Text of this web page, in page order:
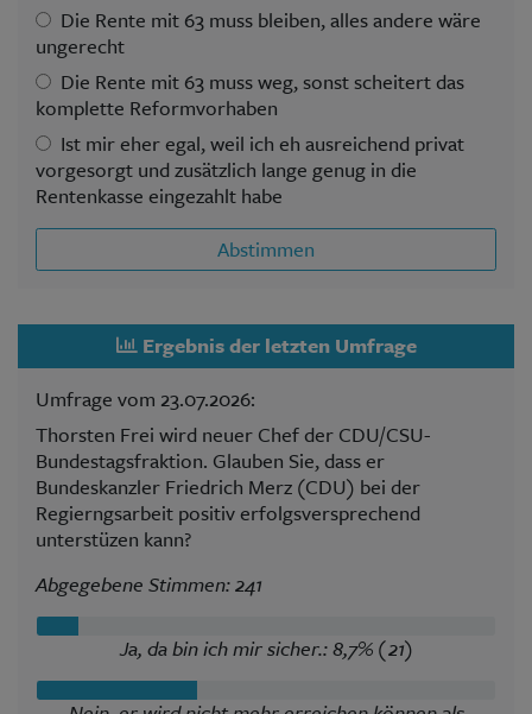
Die Rente mit 63 muss bleiben, alles andere wäre
ungerecht
Die Rente mit 63 muss weg, sonst scheitert das
komplette Reformvorhaben
Ist mir eher egal, weil ich eh ausreichend privat
vorgesorgt und zusätzlich lange genug in die
Rentenkasse eingezahlt habe
Abstimmen
Ergebnis der letzten Umfrage
Umfrage vom 23.07.2026:
Thorsten Frei wird neuer Chef der CDU/CSU-
Bundestagsfraktion. Glauben Sie, dass er
Bundeskanzler Friedrich Merz (CDU) bei der
Regierngsarbeit positiv erfolgsversprechend
unterstüzen kann?
Abgegebene Stimmen: 241
Ja, da bin ich mir sicher.: 8,7% (21)